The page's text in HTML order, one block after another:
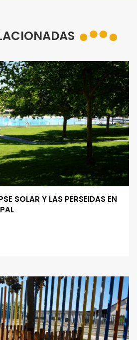
SOLAR Y LAS PERSEIDAS EN